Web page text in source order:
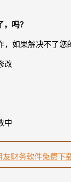
吗？
如果解决不了您
改
中
友财务软件免费下